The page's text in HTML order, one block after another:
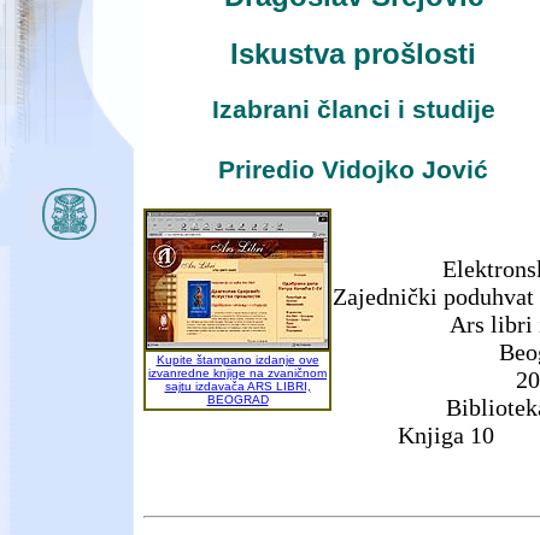
Iskustva prošlosti
Izabrani članci i studije
Priredio Vidojko Jović
Kupite štampano izdanje ove
izvanredne knjige na zvaničnom
sajtu izdavača ARS LIBRI,
BEOGRAD
Zajednički
Ars libri
Knjiga 10